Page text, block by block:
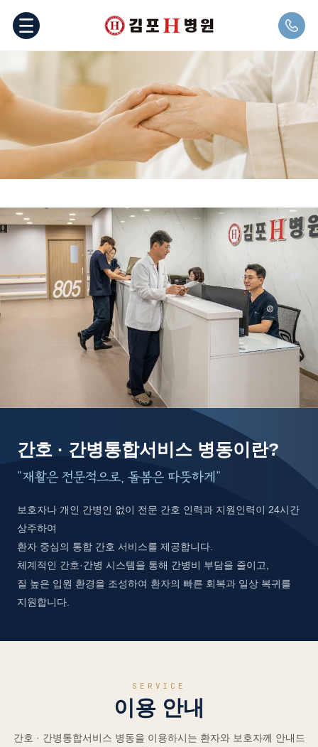
간호 · 간병통합서비스 병동이란?
“재활은 전문적으로, 돌봄은 따뜻하게”
보호자나 개인 간병인 없이 전문 간호 인력과 지원인력이 24시간
상주하여
환자 중심의 통합 간호 서비스를 제공합니다.
체계적인 간호·간병 시스템을 통해 간병비 부담을 줄이고,
질 높은 입원 환경을 조성하여 환자의 빠른 회복과 일상 복귀를
지원합니다.
SERVICE
이용 안내
간호 · 간병통합서비스 병동을 이용하시는 환자와 보호자께 안내드